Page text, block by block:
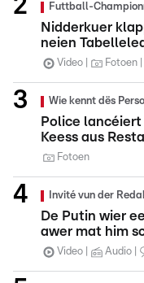
Futtball-
Nidderkuer
neien
Video Fotoen
Wie kennt dës
Police
Keess aus
Fotoen
Invité vun der
De Putin wier
awer mat him
Video Audio